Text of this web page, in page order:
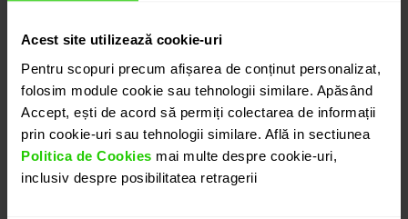
Acest site utilizează cookie-uri
Pentru scopuri precum afișarea de conținut personalizat,
folosim module cookie sau tehnologii similare. Apăsând
Accept, ești de acord să permiți colectarea de informații
prin cookie-uri sau tehnologii similare. Află in sectiunea
Politica de Cookies mai multe despre cookie-uri,
inclusiv despre posibilitatea retragerii
detalii suplimentare
ADAUGĂ ÎN COȘ
PROGRAMEAZĂ O ÎNTÂLNIRE